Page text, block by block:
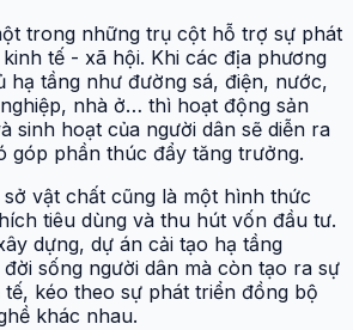
trong những trụ cột hỗ trợ sự phát
tế - xã hội. Khi các địa phương
hạ tầng như đường sá, điện, nước,
nhà ở… thì hoạt động sản
sinh hoạt của người dân sẽ diễn ra
góp phần thúc đẩy tăng trưởng.
vật chất cũng là một hình thức
tiêu dùng và thu hút vốn đầu tư.
dựng, dự án cải tạo hạ tầng
sống người dân mà còn tạo ra sự
kéo theo sự phát triển đồng bộ
khác nhau.